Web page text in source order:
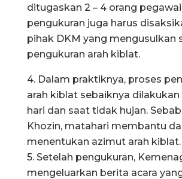
ditugaskan 2 – 4 orang
pengukuran juga harus
pihak DKM yang mengusulkan
pengukuran arah kiblat.
4. Dalam praktiknya, proses
arah kiblat sebaiknya
hari dan saat tidak hujan.
Khozin, matahari membantu
menentukan azimut arah kiblat.
5. Setelah pengukuran,
mengeluarkan berita acara